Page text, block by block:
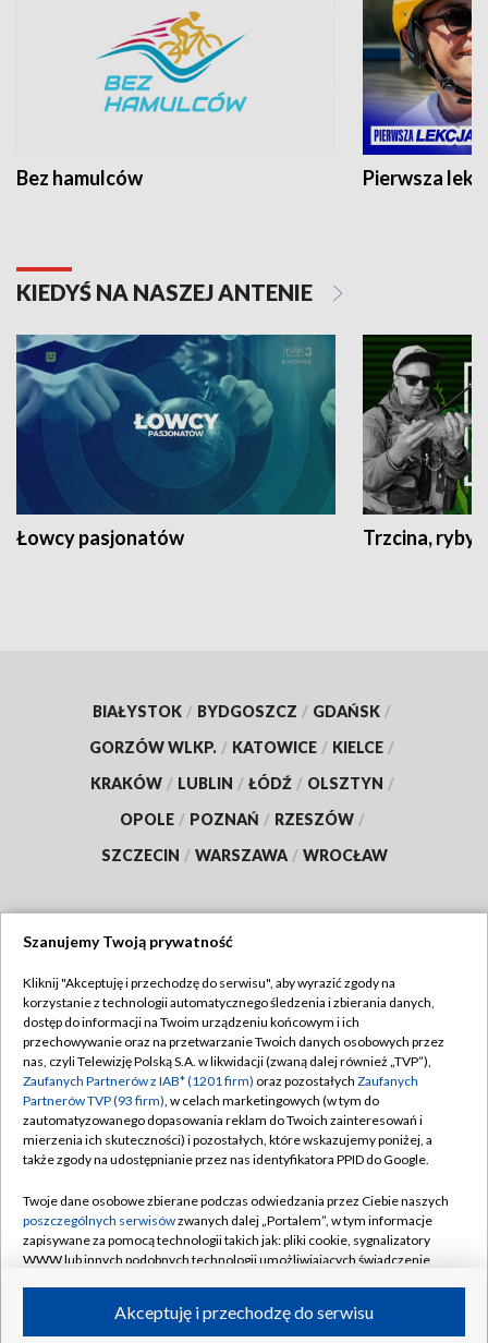
Bez hamulców Pierwsza
KIEDYŚ NA NASZEJ ANTENIE
Łowcy pasjonatów Trzcina, ryby
BIAŁYSTOK / BYDGOSZCZ / GDAŃSK /
GORZÓW WLKP. / KATOWICE / KIELCE /
KRAKÓW / LUBLIN / ŁÓDŹ / OLSZTYN /
OPOLE / POZNAŃ / RZESZÓW /
SZCZECIN / WARSZAWA / WROCŁAW
TVP
Abonament TVP
Emisja w TVP
Centrum informacji TVP
Naziemna Telewizja Cyfrowa
Rada Programowa
System NOS
Informacje o nadawcy
Program dla prasy
Regulamin TVP
Polityka prywatności
Moje zgody
Pomoc
Kontakt
Kanały
Szanujemy Twoją prywatność
Kliknij "Akceptuję i przechodzę do serwisu", aby wyrazić zgody na
korzystanie z technologii automatycznego śledzenia i zbierania danych,
dostęp do informacji na Twoim urządzeniu końcowym i ich
przechowywanie oraz na przetwarzanie Twoich danych osobowych przez
nas, czyli Telewizję Polską S.A. w likwidacji (zwaną dalej również „TVP”),
Zaufanych Partnerów z IAB* (1201 firm) oraz pozostałych Zaufanych
Partnerów TVP (93 firm), w celach marketingowych (w tym do
zautomatyzowanego dopasowania reklam do Twoich zainteresowań i
mierzenia ich skuteczności) i pozostałych, które wskazujemy poniżej, a
także zgody na udostępnianie przez nas identyfikatora PPID do Google.
Twoje dane osobowe zbierane podczas odwiedzania przez Ciebie naszych
poszczególnych serwisówzwanych dalej „Portalem”, w tym informacje
zapisywane za pomocą technologii takich jak: pliki cookie, sygnalizatory
WWW lub innych podobnych technologii umożliwiających świadczenie
ruchu w Internecie.Akceptuję i przechodzę do serwisu